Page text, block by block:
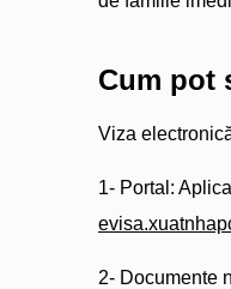
Cum pot
Viza
1- Portal:
2- Documente